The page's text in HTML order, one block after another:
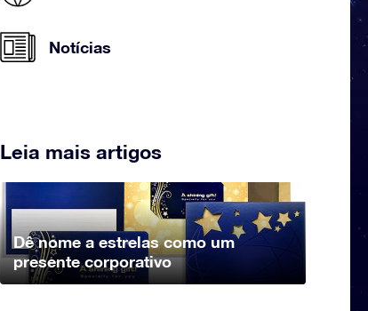
Notícias
Leia mais artigos
Dê nome a estrelas como um
presente corporativo